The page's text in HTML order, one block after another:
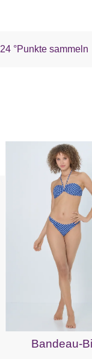
24 °Punkte sammeln
Bandeau-